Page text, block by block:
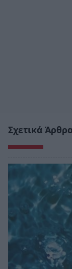
Σχετικά